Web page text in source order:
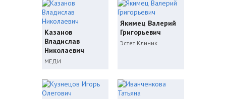
Казанов
Владислав
Николаевич
МЕДИ
Якимец Валерий
Григорьевич
Эстет Клиник